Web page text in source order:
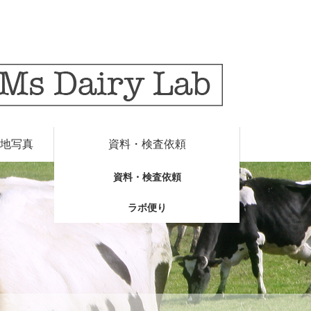
写真 資料・検査依頼
資料・検査依頼
ラボ便り